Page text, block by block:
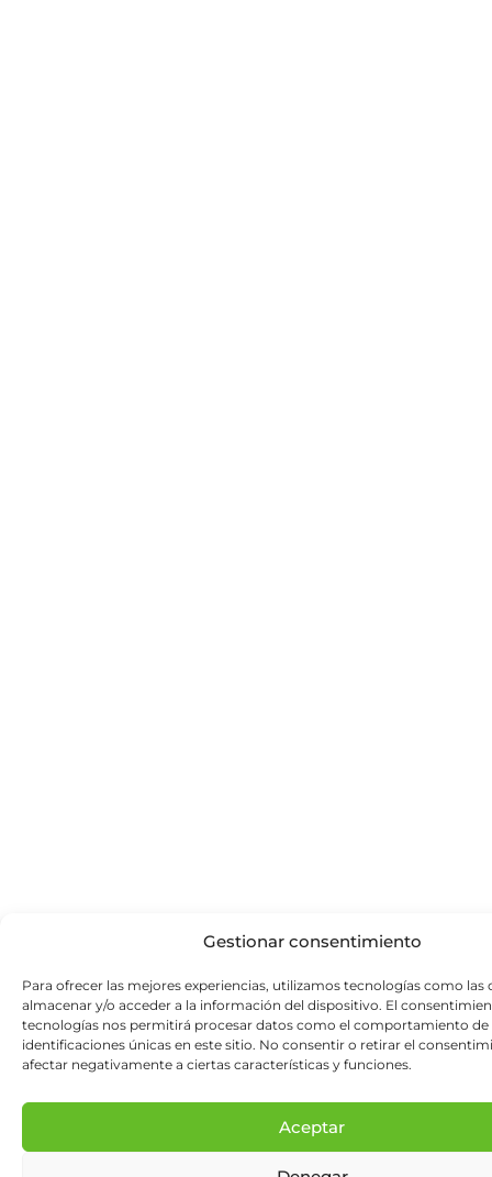
Gestionar consentimiento
Para ofrecer las mejores experiencias, utilizamos tecnologías como las
almacenar y/o acceder a la información del dispositivo. El
tecnologías nos permitirá procesar datos como el comportamiento de
identificaciones únicas en este sitio. No consentir o retirar el
afectar negativamente a ciertas características y funciones.
Aceptar